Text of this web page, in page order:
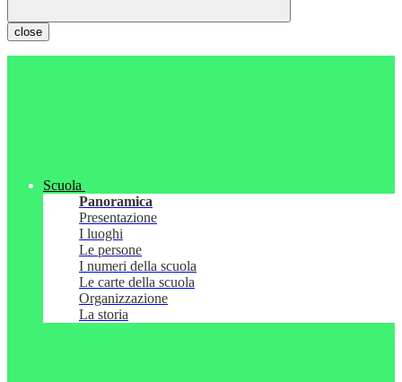
close
Scuola
Panoramica
Presentazione
I luoghi
Le persone
I numeri della scuola
Le carte della scuola
Organizzazione
La storia